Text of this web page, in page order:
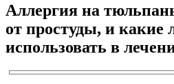
Аллергия на
от простуды, и какие
использовать в